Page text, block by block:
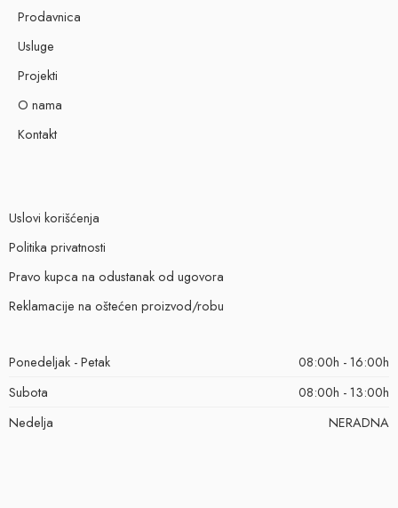
Prodavnica
Usluge
Projekti
O nama
Kontakt
Uslovi korišćenja
Politika privatnosti
Pravo kupca na odustanak od ugovora
Reklamacije na oštećen proizvod/robu
Ponedeljak - Petak
08:00h - 16:00h
Subota
08:00h - 13:00h
Nedelja
NERADNA